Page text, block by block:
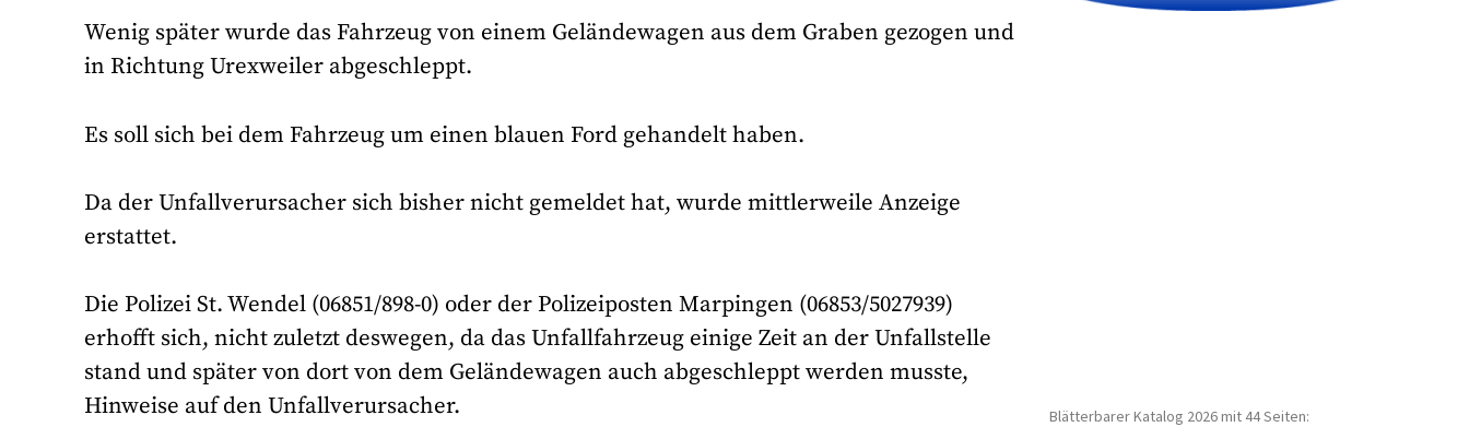
Wenig später wurde das Fahrzeug von einem Geländewagen aus dem Graben gezogen und
in Richtung Urexweiler abgeschleppt.
Es soll sich bei dem Fahrzeug um einen blauen Ford gehandelt haben.
Da der Unfallverursacher sich bisher nicht gemeldet hat, wurde mittlerweile Anzeige
erstattet.
Die Polizei St. Wendel (06851/898-0) oder der Polizeiposten Marpingen (06853/5027939)
erhofft sich, nicht zuletzt deswegen, da das Unfallfahrzeug einige Zeit an der Unfallstelle
stand und später von dort von dem Geländewagen auch abgeschleppt werden musste,
Hinweise auf den Unfallverursacher.
Blätterbarer Katalog 2026 mit 44 Seiten: